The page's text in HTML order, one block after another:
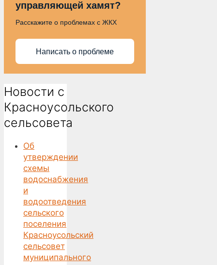
управляющей хамят?
Расскажите о проблемах с ЖКХ
Написать о проблеме
Новости с
Красноусольского
сельсовета
Об
утверждении
схемы
водоснабжения
и
водоотведения
сельского
поселения
Красноусольский
сельсовет
муниципального